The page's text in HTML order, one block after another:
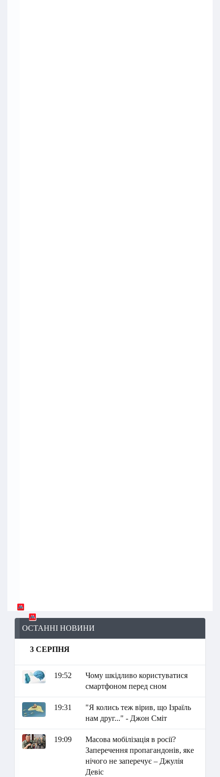
ОСТАННІ НОВИНИ
3 СЕРПНЯ
19:52
Чому шкідливо користуватися
смартфоном перед сном
19:31
"Я колись теж вірив, що Ізраїль
нам друг..." - Джон Сміт
19:09
Масова мобілізація в росії?
Заперечення пропагандонів, яке
нічого не заперечує – Джулія
Девіс